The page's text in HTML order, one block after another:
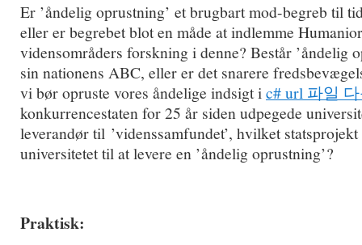
Er ’åndelig oprustning’ et brugbart mod-begreb til
eller er begrebet blot en måde at indlemme
vidensområders forskning i denne? Består ’åndelig
sin nationens ABC, eller er det snarere
vi bør opruste vores åndelige indsigt ic# url 파일
konkurrencestaten for 25 år siden udpegede
leverandør til ’videnssamfundet’, hvilket
universitetet til at levere en ’åndelig oprustning’?
Praktisk: